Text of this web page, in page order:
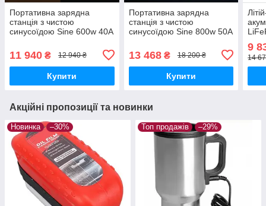
Портативна зарядна
станція з чистою
синусоїдою Sine 600w 40A
11 940 ₴ 12 940 ₴
Купити
Портативна зарядна
станція з чистою
синусоїдою Sine 800w 50A
13 468₴ 18 200 ₴
Купити
9
14
Акційні пропозиції та новинки
Новинка –30% Топ продажів –29%